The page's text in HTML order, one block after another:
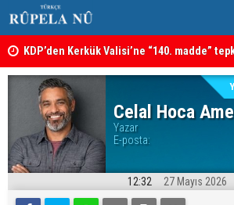
KDP’den Kerkük Valisi’ne “140. madde”
Kerkük’te Kürt partilerden 7 maddelik
Celal Hoca
Yazar
E-posta:
12:32 27 Mayıs 2026